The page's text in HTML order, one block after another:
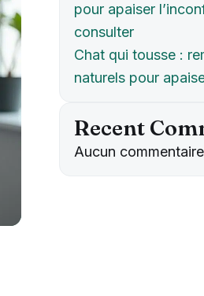
pour apaiser
consulter
Chat qui tousse :
naturels pour
Recent
Aucun